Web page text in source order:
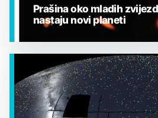
EGZOPLANETI
Prašina oko mladih
nastaju novi planeti